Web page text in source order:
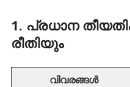
1. പ്രധാന
രീതിയും
വിവരങ്ങൾ